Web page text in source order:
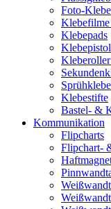
Foto-
Klebepads
Klebestifte
Bastel- &
Kommunikation
Flipcharts
Flipchart-